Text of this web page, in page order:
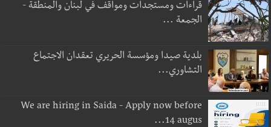
قراءات ومستجدات ومواقف في لبنان والمنطقة -
الجمعة ...
بلدية صيدا ومؤسسة الحريري تعقدان الاجتماع
التشاوري...
We are hiring in Saida - Apply now before
14 augus...